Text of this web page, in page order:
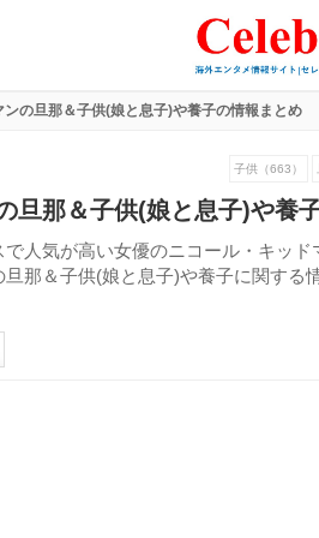
ンの旦那＆子供(娘と息子)や養子の情報まとめ
子供（663）
旦那＆子供(娘と息子)や養
人気が高い女優のニコール・キッド
那＆子供(娘と息子)や養子に関する